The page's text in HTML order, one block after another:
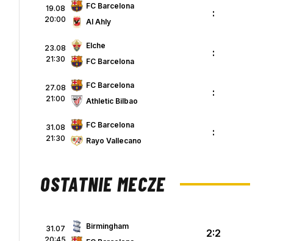
19.08
20:00
FC Barcelona
Al Ahly
:
23.08
21:30
Elche
FC Barcelona
:
27.08
21:00
FC Barcelona
Athletic Bilbao
:
31.08
21:30
FC Barcelona
Rayo Vallecano
:
OSTATNIE MECZE
31.07
Birmingham
2:2